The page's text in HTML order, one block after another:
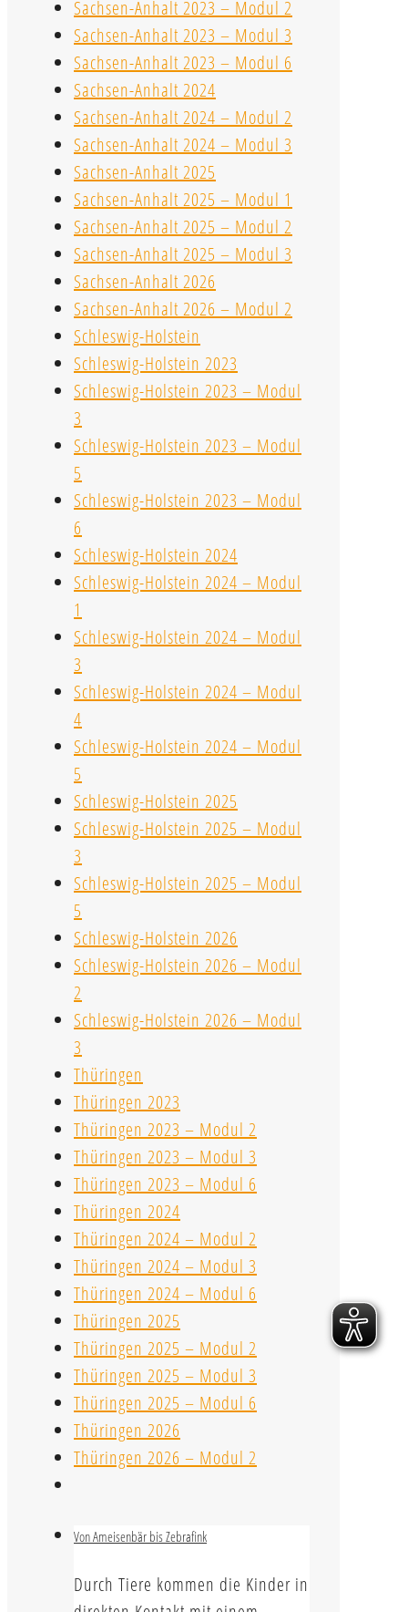
Sachsen-Anhalt 2023 – Modul 2
Sachsen-Anhalt 2023 – Modul 3
Sachsen-Anhalt 2023 – Modul 6
Sachsen-Anhalt 2024
Sachsen-Anhalt 2024 – Modul 2
Sachsen-Anhalt 2024 – Modul 3
Sachsen-Anhalt 2025
Sachsen-Anhalt 2025 – Modul 1
Sachsen-Anhalt 2025 – Modul 2
Sachsen-Anhalt 2025 – Modul 3
Sachsen-Anhalt 2026
Sachsen-Anhalt 2026 – Modul 2
Schleswig-Holstein
Schleswig-Holstein 2023
Schleswig-Holstein 2023 – Modul
3
Schleswig-Holstein 2023 – Modul
5
Schleswig-Holstein 2023 – Modul
6
Schleswig-Holstein 2024
Schleswig-Holstein 2024 – Modul
1
Schleswig-Holstein 2024 – Modul
3
Schleswig-Holstein 2024 – Modul
4
Schleswig-Holstein 2024 – Modul
5
Schleswig-Holstein 2025
Schleswig-Holstein 2025 – Modul
3
Schleswig-Holstein 2025 – Modul
5
Schleswig-Holstein 2026
Schleswig-Holstein 2026 – Modul
2
Schleswig-Holstein 2026 – Modul
3
Thüringen
Thüringen 2023
Thüringen 2023 – Modul 2
Thüringen 2023 – Modul 3
Thüringen 2023 – Modul 6
Thüringen 2024
Thüringen 2024 – Modul 2
Thüringen 2024 – Modul 3
Thüringen 2024 – Modul 6
Thüringen 2025
Thüringen 2025 – Modul 2
Thüringen 2025 – Modul 3
Thüringen 2025 – Modul 6
Thüringen 2026
Thüringen 2026 – Modul 2
Von Ameisenbär bis Zebrafink
Durch Tiere kommen die Kinder in